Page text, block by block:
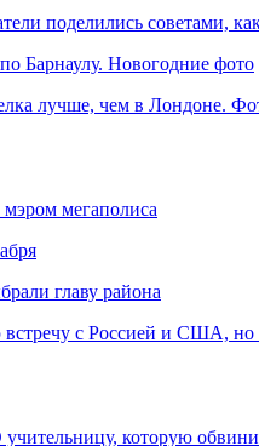
поделились советами,
Барнаулу. Новогодние фото
лучше, чем в Лондоне.
мэром мегаполиса
главу района
встречу с Россией и США, но
которую